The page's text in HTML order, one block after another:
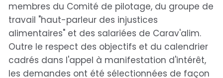
membres du Comité de pilotage, du groupe de
travail "haut-parleur des injustices
alimentaires" et des salariées de Carav'alim.
Outre le respect des objectifs et du calendrier
cadrés dans l'appel à manifestation d'intérêt,
les demandes ont été sélectionnées de façon